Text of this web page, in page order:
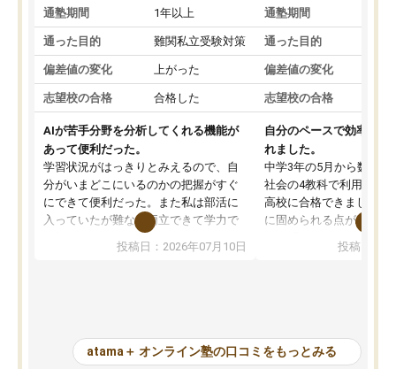
通塾期間 1年以上
通った目的 難関私立受験対策
偏差値の変化 上がった
志望校の合格 合格した
AIが苦手分野を分析してくれる機能が
あって便利だった。
学習状況がはっきりとみえるので、自
分がいまどこにいるのかの把握がすぐ
にできて便利だった。また私は部活に
入っていたが難なく両立できて学力で
も部活でも結果を残すことができてよ
かった。また問題演習の際に、自分が
が、自分で自分の管理ができない人に
とっては難しい部分もあるのではない
投稿日：2026年07月10日
通塾期間
通った目的
偏差値の変化
志望校の合格
自分のペースで効率よく
れました。
中学3年の5月から数学・
社会の4教科で利用し、
高校に合格できました。
に固められる点が魅力で
項目のおかげで、手軽
元数が可視化されるので
しながら意欲的に取り組
投稿日：
atama＋ オンライン塾の口コミをもっとみる